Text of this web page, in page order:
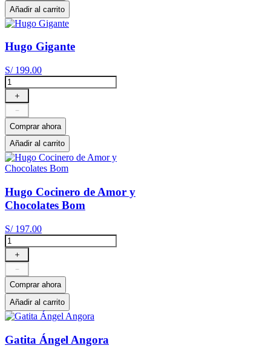
Añadir al carrito
Hugo Gigante
S/ 199.00
＋
－
Comprar ahora
Añadir al carrito
Hugo Cocinero de Amor y
Chocolates Bom
S/ 197.00
＋
－
Comprar ahora
Añadir al carrito
Gatita Ángel Angora